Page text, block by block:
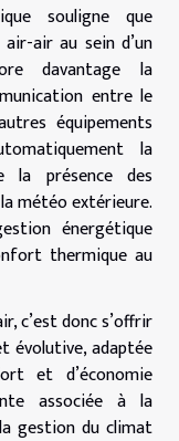
souligne que
air au sein d’un
davantage la
entre le
équipements
la
la présence des
météo extérieure.
énergétique
thermique au
c’est donc s’offrir
évolutive, adaptée
et d’économie
associée à la
gestion du climat